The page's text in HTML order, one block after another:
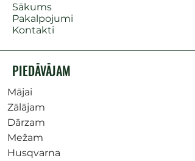
Sākums
Pakalpojumi
Kontakti
PIEDĀVĀJAM
Mājai
Zālājam
Dārzam
Mežam
Husqvarna